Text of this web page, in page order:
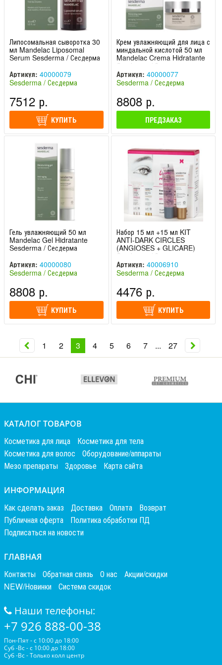
Липосомальная сыворотка 30
мл Mandelac Liposomal
Serum Sesderma / Сесдерма
Артикул: 40000079
Sesderma / Сесдерма
7512 р.
КУПИТЬ
Крем увлажняющий для лица с
миндальной кислотой 50 мл
Mandelac Crema Hidratante
Sesderma / Сесдерма
Артикул: 40000077
Sesderma / Сесдерма
8808 р.
ПРЕДЗАКАЗ
Гель увлажняющий 50 мл
Mandelac Gel Hidratante
Sesderma / Сесдерма
Артикул: 40000080
Sesderma / Сесдерма
8808 р.
КУПИТЬ
Набор 15 мл +15 мл KIT
ANTI-DARK CIRCLES
(ANGIOSES + GLICARE)
Sesderma / Сесдерма
Артикул: 40006910
Sesderma / Сесдерма
4476 р.
КУПИТЬ
1 2 3 4 5 6 7 ... 27
КАТАЛОГ ТОВАРОВ
Косметика для лица
Косметика для тела
Косметика для волос
Оборудование/аппараты
Мезо препараты
Здоровье Карта сайта
ИНФОРМАЦИЯ
Как сделать заказ Доставка Оплата
Возврат
Публичная оферта
Политика обработки ПД
Подписаться на новости
ГЛАВНАЯ
Контакты Обратная связь О нас
Акции/скидки
NEW/Новинки
Система скидок
Наши телефоны:
+7 926 888-00-38
Пон-Пят - с 10:00 до 18:00
Суб -Вс - с 10:00 до 18:00
Суб -Вс - Только колл центр